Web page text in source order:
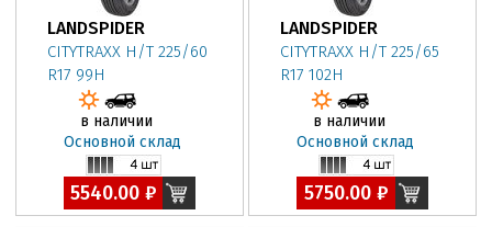
LANDSPIDER
CITYTRAXX H/T 225/60
R17 99H
в наличии
Основной склад
5540.00 ₽
LANDSPIDER
CITYTRAXX H/T 225/65
R17 102H
в наличии
Основной склад
5750.00 ₽